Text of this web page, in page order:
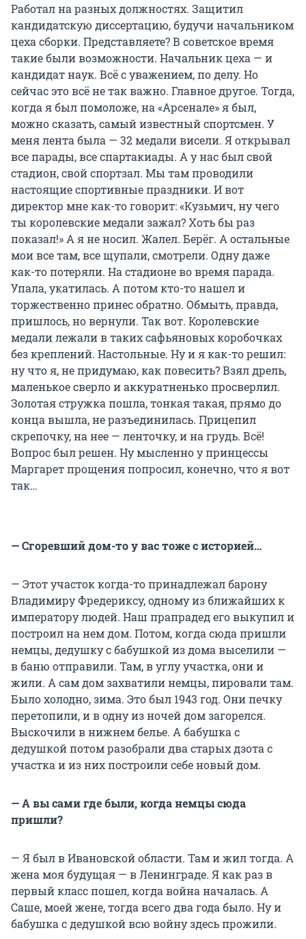
Работал на разных должностях. Защитил
кандидатскую диссертацию, будучи начальником
цеха сборки. Представляете? В советское время
такие были возможности. Начальник цеха — и
кандидат наук. Всё с уважением, по делу. Но
сейчас это всё не так важно. Главное другое. Тогда,
когда я был помоложе, на «Арсенале» я был,
можно сказать, самый известный спортсмен. У
меня лента была — 32 медали висели. Я открывал
все парады, все спартакиады. А у нас был свой
стадион, свой спортзал. Мы там проводили
настоящие спортивные праздники. И вот
директор мне как-то говорит: «Кузьмич, ну чего
ты королевские медали зажал? Хоть бы раз
показал!» А я не носил. Жалел. Берёг. А остальные
мои все там, все щупали, смотрели. Одну даже
как-то потеряли. На стадионе во время парада.
Упала, укатилась. А потом кто-то нашел и
торжественно принес обратно. Обмыть, правда,
пришлось, но вернули. Так вот. Королевские
медали лежали в таких сафьяновых коробочках
без креплений. Настольные. Ну и я как-то решил:
ну что я, не придумаю, как повесить? Взял дрель,
маленькое сверло и аккуратненько просверлил.
Золотая стружка пошла, тонкая такая, прямо до
конца вышла, не разъединилась. Прицепил
скрепочку, на нее — ленточку, и на грудь. Всё!
Вопрос был решен. Ну мысленно у принцессы
Маргарет прощения попросил, конечно, что я вот
так…
— Сгоревший дом-то у вас тоже с историей…
— Этот участок когда-то принадлежал барону
Владимиру Фредериксу, одному из ближайших к
императору людей. Наш прапрадед его выкупил и
построил на нем дом. Потом, когда сюда пришли
немцы, дедушку с бабушкой из дома выселили —
в баню отправили. Там, в углу участка, они и
жили. А сам дом захватили немцы, пировали там.
Было холодно, зима. Это был 1943 год. Они печку
перетопили, и в одну из ночей дом загорелся.
Выскочили в нижнем белье. А бабушка с
дедушкой потом разобрали два старых дзота с
участка и из них построили себе новый дом.
— А вы сами где были, когда немцы сюда
пришли?
— Я был в Ивановской области. Там и жил тогда. А
жена моя будущая — в Ленинграде. Я как раз в
первый класс пошел, когда война началась. А
Саше, моей жене, тогда всего два года было. Ну и
бабушка с дедушкой всю войну здесь прожили.